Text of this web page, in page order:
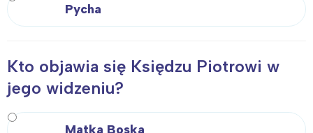
Pycha
Kto objawia się Księdzu Piotrowi w
jego widzeniu?
Matka Boska